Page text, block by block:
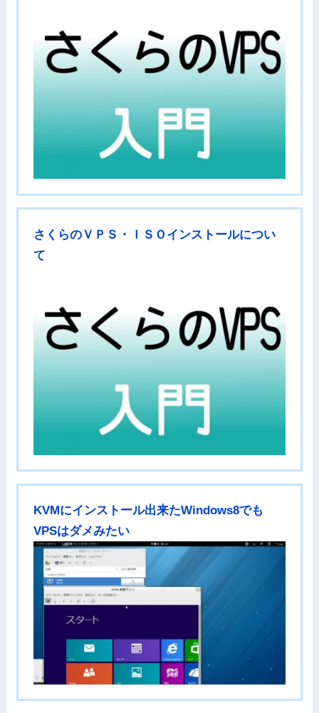
さくらのＶＰＳ・ＩＳＯインストールについ
て
KVMにインストール出来たWindows8でも
VPSはダメみたい